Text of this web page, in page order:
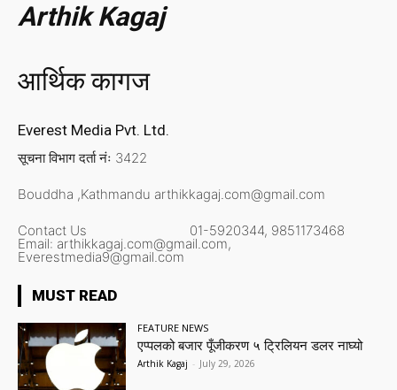
Arthik Kagaj
आर्थिक कागज
Everest Media Pvt. Ltd.
सूचना विभाग दर्ता नंः 3422
Bouddha ,Kathmandu arthikkagaj.com@gmail.com
Contact Us 01-5920344, 9851173468
Email: arthikkagaj.com@gmail.com,
Everestmedia9@gmail.com
MUST READ
FEATURE NEWS
एप्पलको बजार पूँजीकरण ५ ट्रिलियन डलर नाघ्यो
Arthik Kagaj - July 29, 2026